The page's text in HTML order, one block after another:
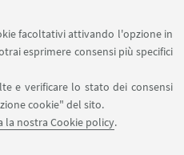
facoltativi attivando l'opzione in
esprimere consensi più specifici
e verificare lo stato dei consensi
cookie" del sito.
la nostra Cookie policy.
SU: